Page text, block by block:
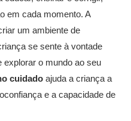
em cada momento. A
um ambiente de
se sente à vontade
o mundo ao seu
cuidado ajuda a criança a
e a capacidade de